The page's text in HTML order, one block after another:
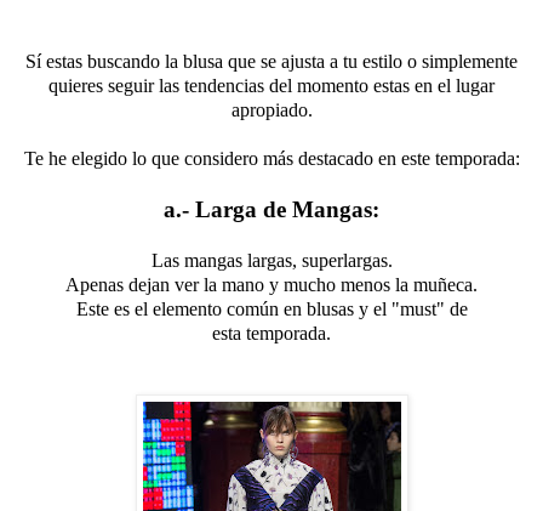
Sí estas buscando la blusa que se ajusta a tu estilo o simplemente
quieres seguir las tendencias del momento estas en el lugar
apropiado.
Te he elegido lo que considero más destacado en este temporada:
a.- Larga de Mangas:
Las mangas largas, superlargas.
Apenas dejan ver la mano y mucho menos la muñeca.
Este es el elemento común en blusas y el "must" de
esta temporada.